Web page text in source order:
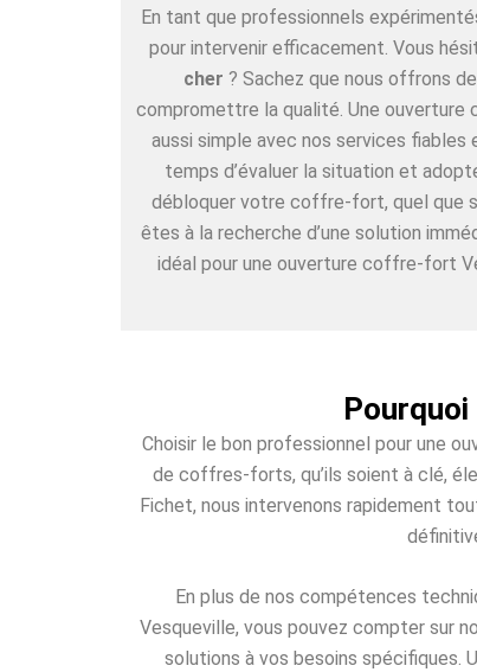
En tant que professionnels
pour intervenir efficacement. Vous
cher ? Sachez que nous offrons
compromettre la qualité. Une ouverture
aussi simple avec nos services
temps d’évaluer la situation et
débloquer votre coffre-fort, quel que
êtes à la recherche d’une solution
idéal pour une ouverture coffre-fort
Choisir le bon professionnel pour une
de coffres-forts, qu’ils soient à clé,
Fichet, nous intervenons rapidement
En plus de nos compétences
Vesqueville, vous pouvez compter sur
solutions à vos besoins